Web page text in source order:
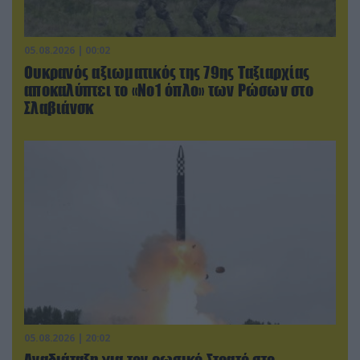
05.08.2026 | 00:02
Ουκρανός αξιωματικός της 79ης Ταξιαρχίας
αποκαλύπτει το «Νο1 όπλο» των Ρώσων στο
Σλαβιάνσκ
05.08.2026 | 20:02